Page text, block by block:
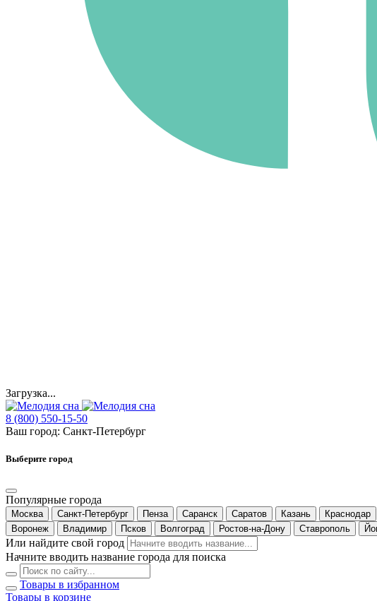
Загрузка...
8 (800) 550-15-50
Ваш город: Санкт-Петербург
Выберите город
Популярные города
Москва Санкт-Петербург Пенза Саранск Саратов Казань Краснодар
Воронеж
Владимир Псков Волгоград Ростов-на-Дону Ставрополь
Или найдите свой город
Начните вводить название города для поиска
Товары в избранном
Товары в корзине